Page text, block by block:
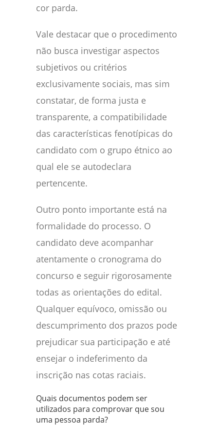
cor parda.
Vale destacar que o procedimento
não busca investigar aspectos
subjetivos ou critérios
exclusivamente sociais, mas sim
constatar, de forma justa e
transparente, a compatibilidade
das características fenotípicas do
candidato com o grupo étnico ao
qual ele se autodeclara
pertencente.
Outro ponto importante está na
formalidade do processo. O
candidato deve acompanhar
atentamente o cronograma do
concurso e seguir rigorosamente
todas as orientações do edital.
Qualquer equívoco, omissão ou
descumprimento dos prazos pode
prejudicar sua participação e até
ensejar o indeferimento da
inscrição nas cotas raciais.
Quais documentos podem ser
utilizados para comprovar que sou
uma pessoa parda?